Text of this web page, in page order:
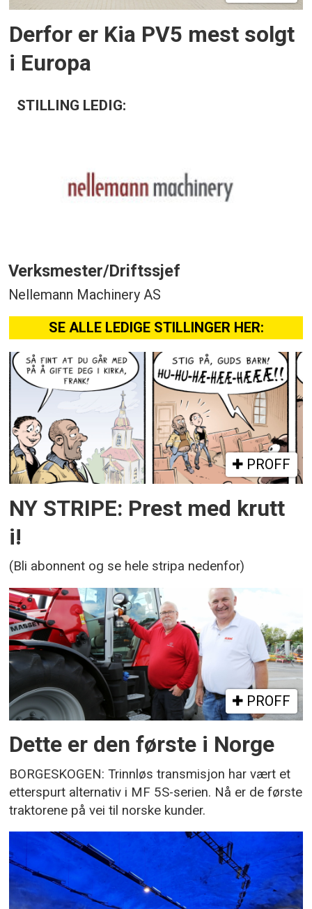
Derfor er Kia PV5 mest solgt
i Europa
STILLING LEDIG:
Verksmester/Driftssjef
Nellemann Machinery AS
SE ALLE LEDIGE STILLINGER HER:
PROFF
NY STRIPE: Prest med krutt
i!
(Bli abonnent og se hele stripa nedenfor)
PROFF
Dette er den første i Norge
BORGESKOGEN: Trinnløs transmisjon har vært et
etterspurt alternativ i MF 5S-serien. Nå er de første
traktorene på vei til norske kunder.